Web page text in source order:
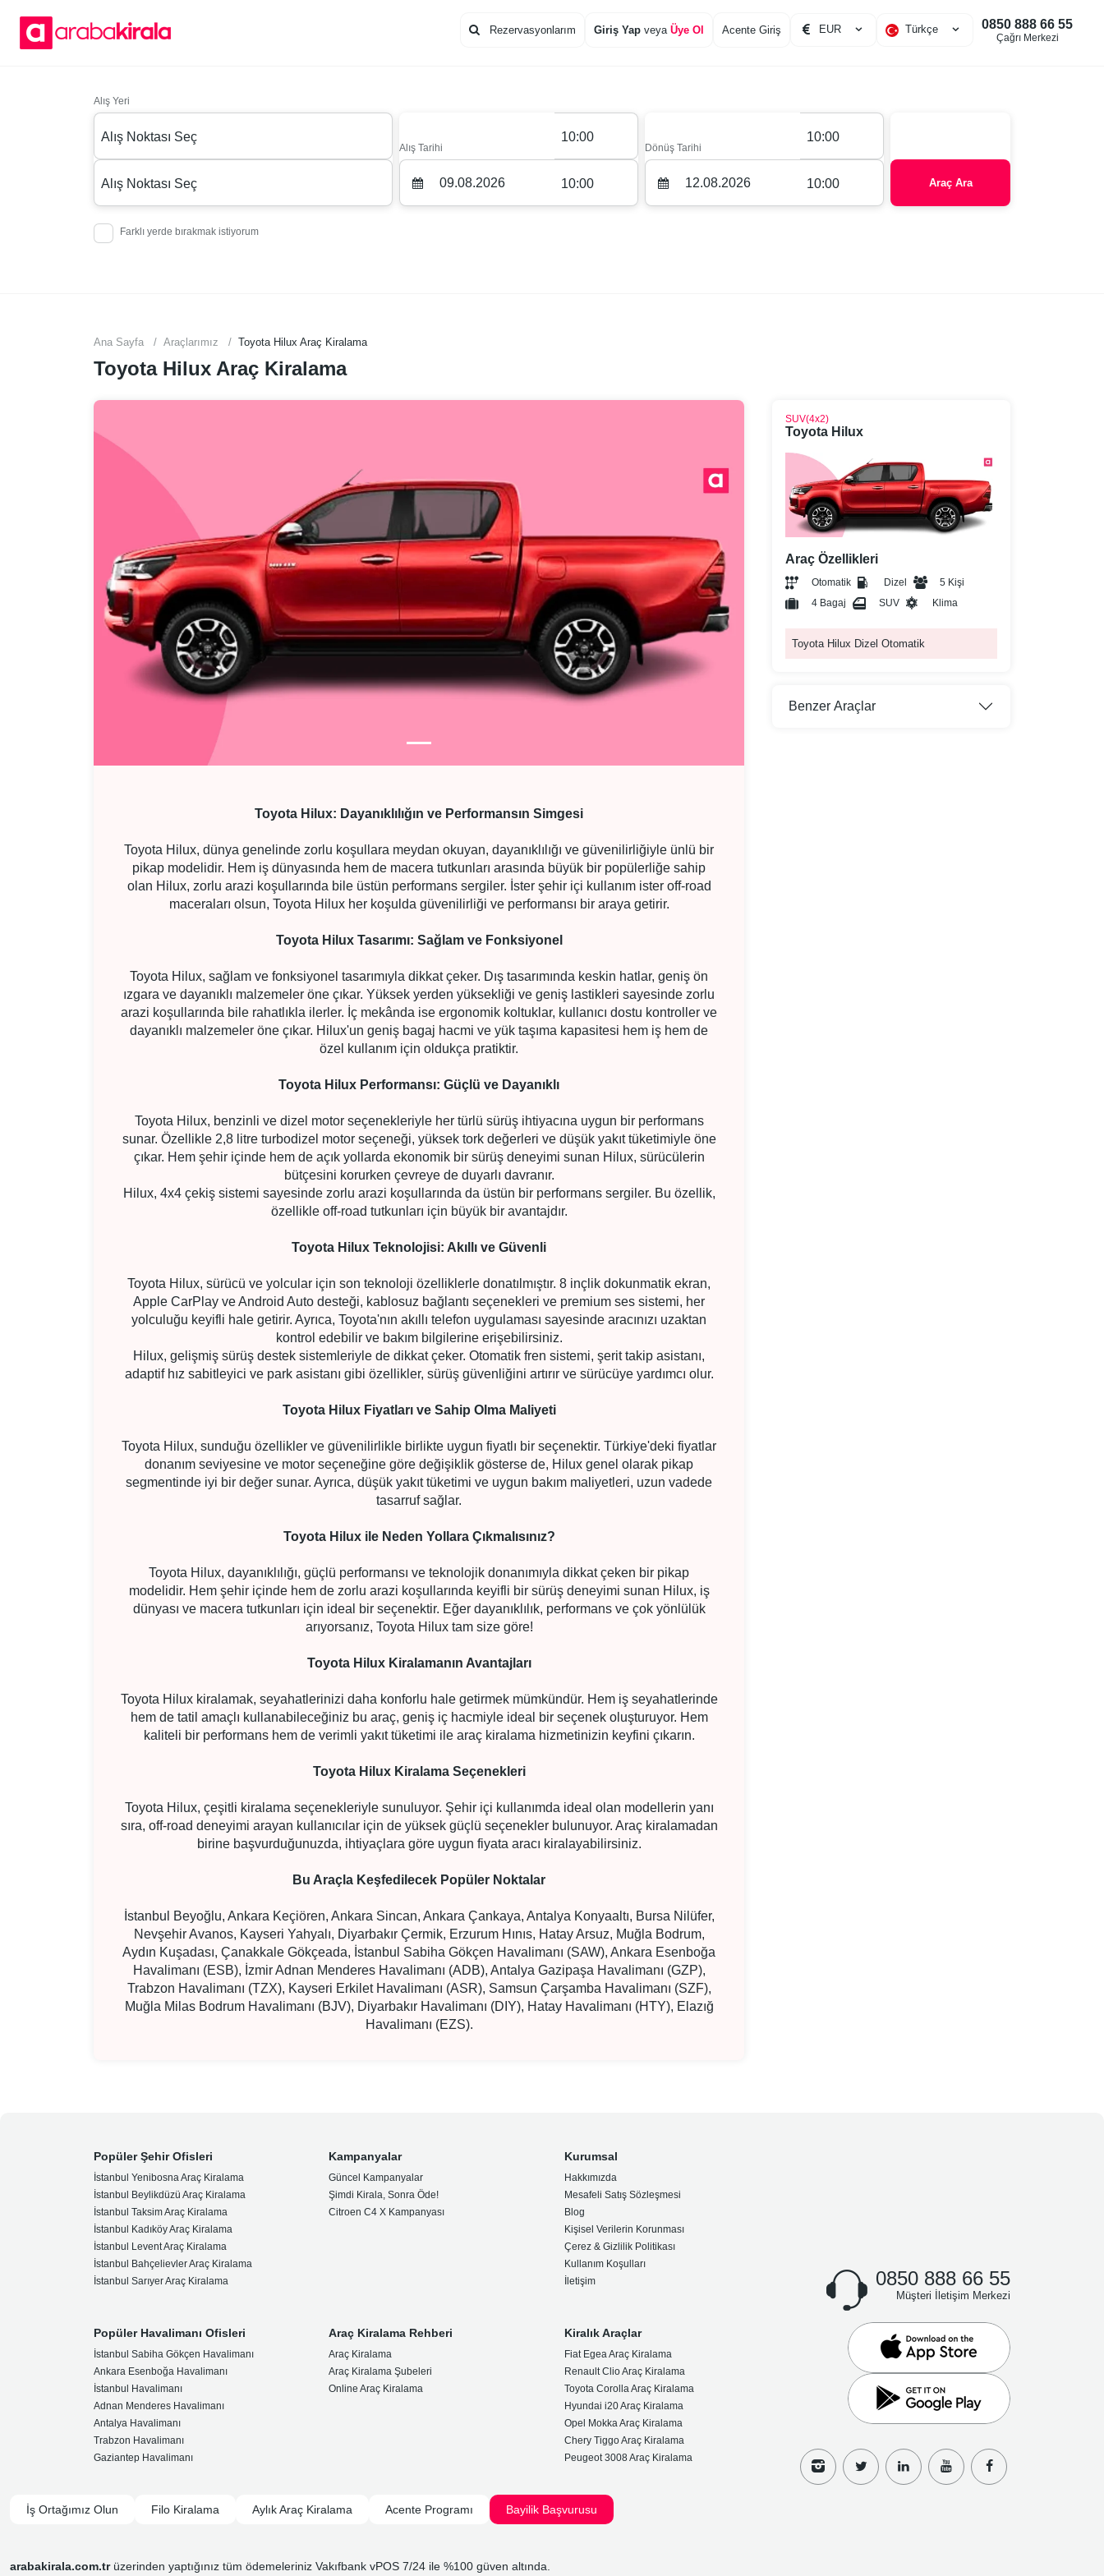
Rezervasyonlarım Giriş Yap veya Üye Ol Acente Giriş Türkçe
EUR
Çağrı Merkezi
0850 888 66 55
Alış Yeri
Alış Noktası Seç
Alış Noktası Seç
Farklı yerde bırakmak istiyorum
Alış Tarihi
10:00
10:00
Dönüş Tarihi
10:00
10:00 Araç Ara
Ana Sayfa Araçlarımız Toyota Hilux Araç Kiralama
Toyota Hilux Araç Kiralama
Toyota Hilux: Dayanıklılığın ve Performansın Simgesi
Toyota Hilux, dünya genelinde zorlu koşullara meydan okuyan, dayanıklılığı ve güvenilirliğiyle ünlü bir
pikap modelidir. Hem iş dünyasında hem de macera tutkunları arasında büyük bir popülerliğe sahip
olan Hilux, zorlu arazi koşullarında bile üstün performans sergiler. İster şehir içi kullanım ister off-road
maceraları olsun, Toyota Hilux her koşulda güvenilirliği ve performansı bir araya getirir.
Toyota Hilux Tasarımı: Sağlam ve Fonksiyonel
Toyota Hilux, sağlam ve fonksiyonel tasarımıyla dikkat çeker. Dış tasarımında keskin hatlar, geniş ön
ızgara ve dayanıklı malzemeler öne çıkar. Yüksek yerden yüksekliği ve geniş lastikleri sayesinde zorlu
arazi koşullarında bile rahatlıkla ilerler. İç mekânda ise ergonomik koltuklar, kullanıcı dostu kontroller ve
dayanıklı malzemeler öne çıkar. Hilux'un geniş bagaj hacmi ve yük taşıma kapasitesi hem iş hem de
özel kullanım için oldukça pratiktir.
Toyota Hilux Performansı: Güçlü ve Dayanıklı
Toyota Hilux, benzinli ve dizel motor seçenekleriyle her türlü sürüş ihtiyacına uygun bir performans
sunar. Özellikle 2,8 litre turbodizel motor seçeneği, yüksek tork değerleri ve düşük yakıt tüketimiyle öne
çıkar. Hem şehir içinde hem de açık yollarda ekonomik bir sürüş deneyimi sunan Hilux, sürücülerin
bütçesini korurken çevreye de duyarlı davranır.
Hilux, 4x4 çekiş sistemi sayesinde zorlu arazi koşullarında da üstün bir performans sergiler. Bu özellik,
özellikle off-road tutkunları için büyük bir avantajdır.
Toyota Hilux Teknolojisi: Akıllı ve Güvenli
Toyota Hilux, sürücü ve yolcular için son teknoloji özelliklerle donatılmıştır. 8 inçlik dokunmatik ekran,
Apple CarPlay ve Android Auto desteği, kablosuz bağlantı seçenekleri ve premium ses sistemi, her
yolculuğu keyifli hale getirir. Ayrıca, Toyota'nın akıllı telefon uygulaması sayesinde aracınızı uzaktan
kontrol edebilir ve bakım bilgilerine erişebilirsiniz.
Hilux, gelişmiş sürüş destek sistemleriyle de dikkat çeker. Otomatik fren sistemi, şerit takip asistanı,
adaptif hız sabitleyici ve park asistanı gibi özellikler, sürüş güvenliğini artırır ve sürücüye yardımcı olur.
Toyota Hilux Fiyatları ve Sahip Olma Maliyeti
Toyota Hilux, sunduğu özellikler ve güvenilirlikle birlikte uygun fiyatlı bir seçenektir. Türkiye'deki fiyatlar
donanım seviyesine ve motor seçeneğine göre değişiklik gösterse de, Hilux genel olarak pikap
segmentinde iyi bir değer sunar. Ayrıca, düşük yakıt tüketimi ve uygun bakım maliyetleri, uzun vadede
tasarruf sağlar.
Toyota Hilux ile Neden Yollara Çıkmalısınız?
Toyota Hilux, dayanıklılığı, güçlü performansı ve teknolojik donanımıyla dikkat çeken bir pikap
modelidir. Hem şehir içinde hem de zorlu arazi koşullarında keyifli bir sürüş deneyimi sunan Hilux, iş
dünyası ve macera tutkunları için ideal bir seçenektir. Eğer dayanıklılık, performans ve çok yönlülük
arıyorsanız, Toyota Hilux tam size göre!
Toyota Hilux Kiralamanın Avantajları
Toyota Hilux kiralamak, seyahatlerinizi daha konforlu hale getirmek mümkündür. Hem iş seyahatlerinde
hem de tatil amaçlı kullanabileceğiniz bu araç, geniş iç hacmiyle ideal bir seçenek oluşturuyor. Hem
kaliteli bir performans hem de verimli yakıt tüketimi ile araç kiralama hizmetinizin keyfini çıkarın.
Toyota Hilux Kiralama Seçenekleri
Toyota Hilux, çeşitli kiralama seçenekleriyle sunuluyor. Şehir içi kullanımda ideal olan modellerin yanı
sıra, off-road deneyimi arayan kullanıcılar için de yüksek güçlü seçenekler bulunuyor. Araç kiralamadan
birine başvurduğunuzda, ihtiyaçlara göre uygun fiyata aracı kiralayabilirsiniz.
Bu Araçla Keşfedilecek Popüler Noktalar
İstanbul Beyoğlu, Ankara Keçiören, Ankara Sincan, Ankara Çankaya, Antalya Konyaaltı, Bursa Nilüfer,
Nevşehir Avanos, Kayseri Yahyalı, Diyarbakır Çermik, Erzurum Hınıs, Hatay Arsuz, Muğla Bodrum,
Aydın Kuşadası, Çanakkale Gökçeada, İstanbul Sabiha Gökçen Havalimanı (SAW), Ankara Esenboğa
Havalimanı (ESB), İzmir Adnan Menderes Havalimanı (ADB), Antalya Gazipaşa Havalimanı (GZP),
Trabzon Havalimanı (TZX), Kayseri Erkilet Havalimanı (ASR), Samsun Çarşamba Havalimanı (SZF),
Muğla Milas Bodrum Havalimanı (BJV), Diyarbakır Havalimanı (DIY), Hatay Havalimanı (HTY), Elazığ
Havalimanı (EZS).
SUV(4x2)
Toyota Hilux
Araç Özellikleri
Otomatik Dizel
5 Kişi
4 Bagaj
SUV Klima
Toyota Hilux Dizel Otomatik
Benzer Araçlar
Popüler Şehir Ofisleri
İstanbul Yenibosna Araç Kiralama
İstanbul Beylikdüzü Araç Kiralama
İstanbul Taksim Araç Kiralama
İstanbul Kadıköy Araç Kiralama
İstanbul Levent Araç Kiralama
İstanbul Bahçelievler Araç Kiralama
İstanbul Sarıyer Araç Kiralama
Kampanyalar
Güncel Kampanyalar
Şimdi Kirala, Sonra Öde!
Citroen C4 X Kampanyası
Kurumsal
Hakkımızda
Mesafeli Satış Sözleşmesi
Blog
Kişisel Verilerin Korunması
Çerez & Gizlilik Politikası
Kullanım Koşulları
İletişim
Popüler Havalimanı Ofisleri
İstanbul Sabiha Gökçen Havalimanı
Ankara Esenboğa Havalimanı
İstanbul Havalimanı
Adnan Menderes Havalimanı
Antalya Havalimanı
Trabzon Havalimanı
Gaziantep Havalimanı
Araç Kiralama Rehberi
Araç Kiralama
Araç Kiralama Şubeleri
Online Araç Kiralama
Kiralık Araçlar
Fiat Egea Araç Kiralama
Renault Clio Araç Kiralama
Toyota Corolla Araç Kiralama
Hyundai i20 Araç Kiralama
Opel Mokka Araç Kiralama
Chery Tiggo Araç Kiralama
Peugeot 3008 Araç Kiralama
0850 888 66 55
Müşteri İletişim Merkezi
İş Ortağımız Olun Filo Kiralama Aylık Araç Kiralama Acente Programı Bayilik Başvurusu
arabakirala.com.trüzerinden yaptığınız tüm ödemeleriniz Vakıfbank vPOS 7/24 ile %100 güven altında.